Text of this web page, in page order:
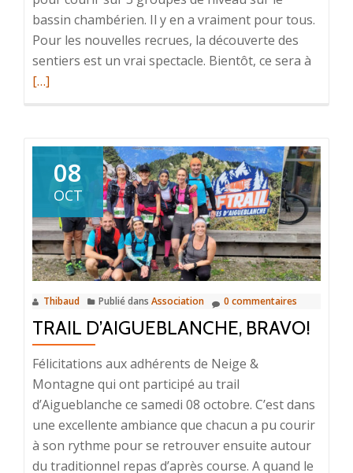
bassin chambérien. Il y en a vraiment pour tous.
Pour les nouvelles recrues, la découverte des
sentiers est un vrai spectacle. Bientôt, ce sera à
saison
Trail…
[…]
08
OCT
Thibaud Publié dans Association 0 commentaires
TRAIL D’AIGUEBLANCHE, BRAVO!
Félicitations aux adhérents de Neige &
Montagne qui ont participé au trail
d’Aigueblanche ce samedi 08 octobre. C’est dans
une excellente ambiance que chacun a pu courir
à son rythme pour se retrouver ensuite autour
du traditionnel repas d’après course. A quand le